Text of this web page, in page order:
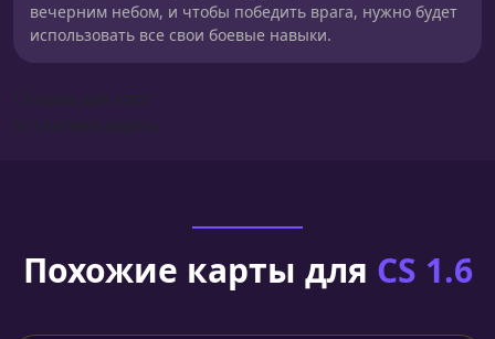
вечерним небом, и чтобы победить врага, нужно будет
использовать все свои боевые навыки.
Похожие карты для CS 1.6